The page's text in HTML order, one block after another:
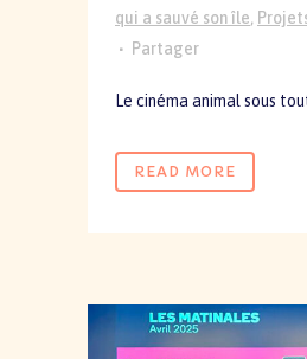
qui a sauvé son île,
Partager
Le cinéma animal sous
READ MORE